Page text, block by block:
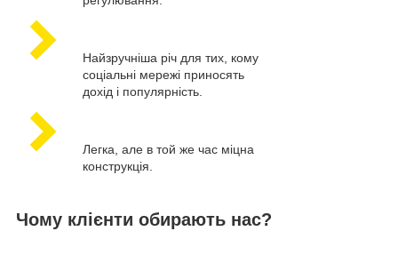
Найзручніша річ для тих, кому
соціальні мережі приносять
дохід і популярність.
Легка, але в той же час міцна
конструкція.
Чому клієнти обирають нас?